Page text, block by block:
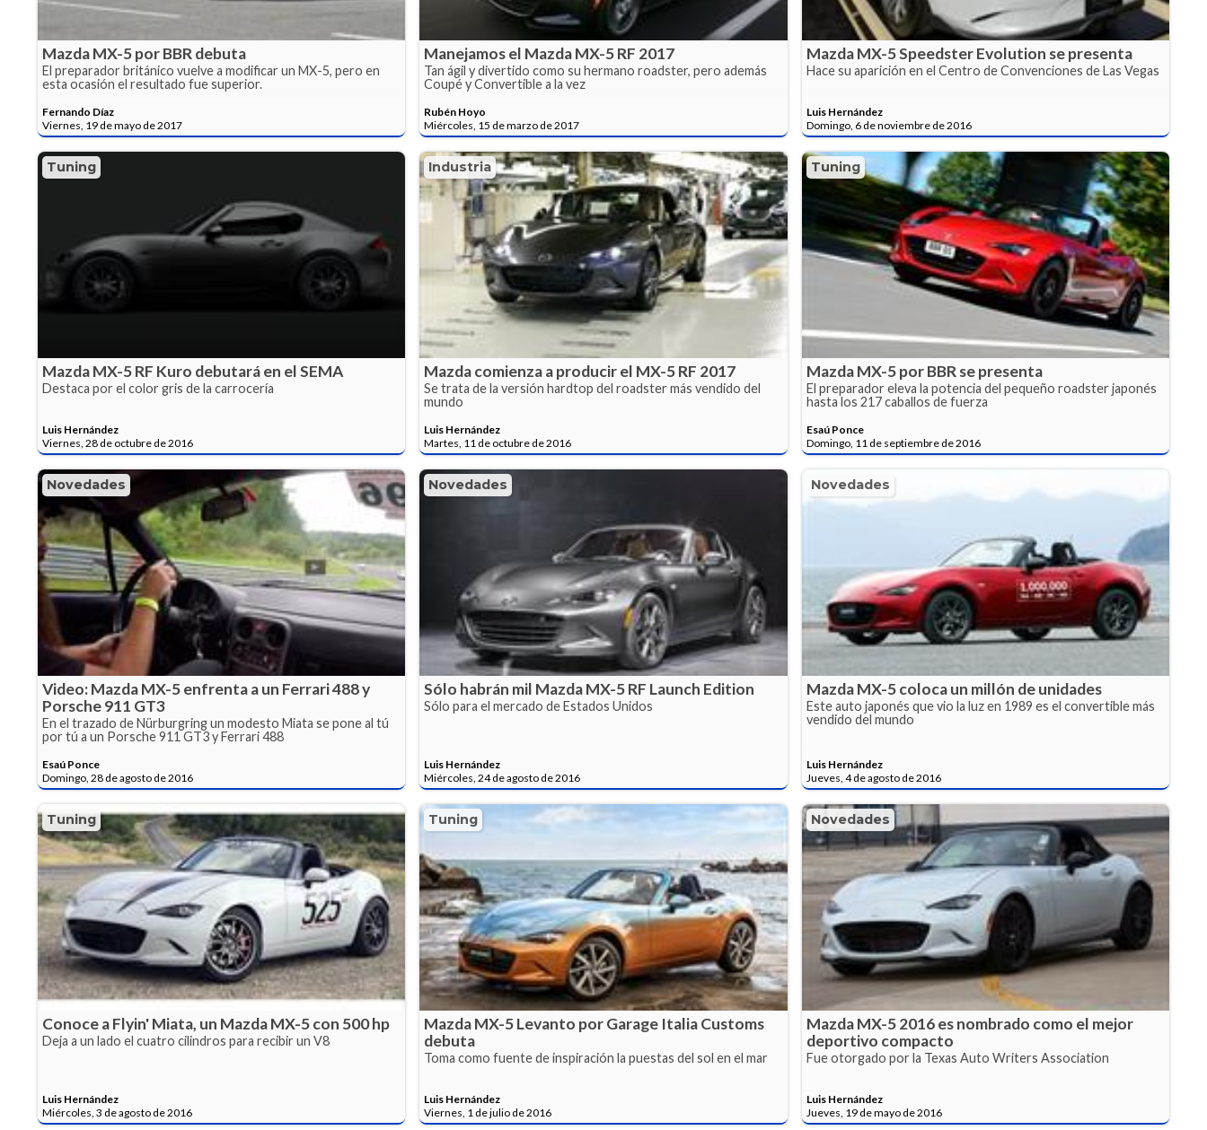
Mazda MX-5 por BBR debuta
El preparador británico vuelve a modificar un MX-5, pero en
esta ocasión el resultado fue superior.
Fernando Díaz
Viernes, 19 de mayo de 2017
Manejamos el Mazda MX-5 RF 2017
Tan ágil y divertido como su hermano roadster, pero además
Coupé y Convertible a la vez
Rubén Hoyo
Miércoles, 15 de marzo de 2017
Mazda MX-5 Speedster Evolution se presenta
Hace su aparición en el Centro de Convenciones de Las Vegas
Luis Hernández
Domingo, 6 de noviembre de 2016
Tuning
Mazda MX-5 RF Kuro debutará en el SEMA
Destaca por el color gris de la carrocería
Luis Hernández
Viernes, 28 de octubre de 2016
Industria
Mazda comienza a producir el MX-5 RF 2017
Se trata de la versión hardtop del roadster más vendido del
mundo
Luis Hernández
Martes, 11 de octubre de 2016
Tuning
Mazda MX-5 por BBR se presenta
El preparador eleva la potencia del pequeño roadster japonés
hasta los 217 caballos de fuerza
Esaú Ponce
Domingo, 11 de septiembre de 2016
Novedades
Video: Mazda MX-5 enfrenta a un Ferrari 488 y
Porsche 911 GT3
En el trazado de Nürburgring un modesto Miata se pone al tú
por tú a un Porsche 911 GT3 y Ferrari 488
Esaú Ponce
Domingo, 28 de agosto de 2016
Novedades
Sólo habrán mil Mazda MX-5 RF Launch Edition
Sólo para el mercado de Estados Unidos
Luis Hernández
Miércoles, 24 de agosto de 2016
Novedades
Mazda MX-5 coloca un millón de unidades
Este auto japonés que vio la luz en 1989 es el convertible más
vendido del mundo
Luis Hernández
Jueves, 4 de agosto de 2016
Tuning
Conoce a Flyin' Miata, un Mazda MX-5 con 500 hp
Deja a un lado el cuatro cilindros para recibir un V8
Luis Hernández
Miércoles, 3 de agosto de 2016
Tuning
Mazda MX-5 Levanto por Garage Italia Customs
debuta
Toma como fuente de inspiración la puestas del sol en el mar
Luis Hernández
Viernes, 1 de julio de 2016
Novedades
Mazda MX-5 2016 es nombrado como el mejor
deportivo compacto
Fue otorgado por la Texas Auto Writers Association
Luis Hernández
Jueves, 19 de mayo de 2016